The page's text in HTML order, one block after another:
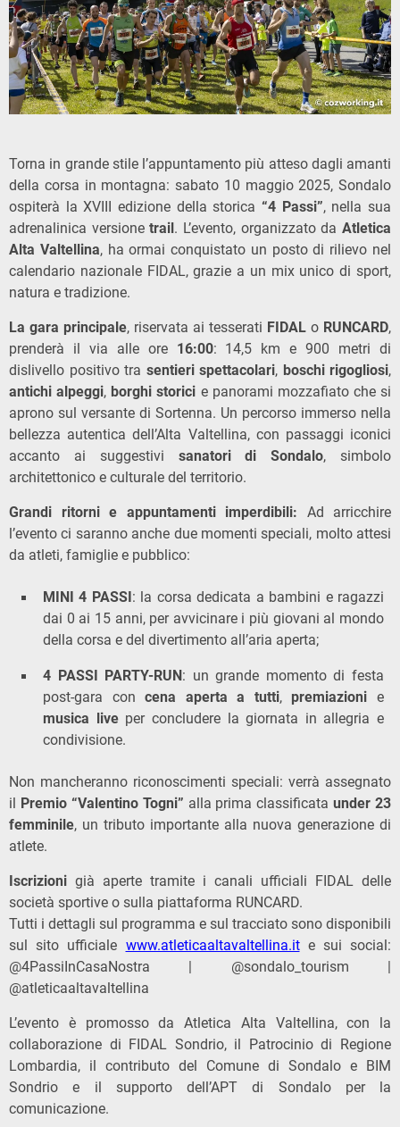
Torna in grande stile l’appuntamento più atteso dagli amanti
della corsa in montagna: sabato 10 maggio 2025, Sondalo
ospiterà la XVIII edizione della storica “4 Passi”, nella sua
adrenalinica versionetrail. L’evento, organizzato daAtletica
Alta Valtellina, ha ormai conquistato un posto di rilievo nel
calendario nazionale FIDAL, grazie a un mix unico di sport,
natura e tradizione.
La gara principale, riservata ai tesserati FIDAL o RUNCARD,
prenderà il via alle ore 16:00: 14,5 km e 900 metri di
dislivello positivo tra sentieri spettacolari, boschi rigogliosi,
antichi alpeggi, borghi storici e panorami mozzafiato che si
aprono sul versante di Sortenna. Un percorso immerso nella
bellezza autentica dell’Alta Valtellina, con passaggi iconici
accanto ai suggestivi sanatori di Sondalo, simbolo
architettonico e culturale del territorio.
Grandi ritorni e appuntamenti imperdibili: Ad arricchire
l’evento ci saranno anche due momenti speciali, molto attesi
da atleti, famiglie e pubblico:
MINI 4 PASSI: la corsa dedicata a bambini e ragazzi
dai 0 ai 15 anni, per avvicinare i più giovani al mondo
della corsa e del divertimento all’aria aperta;
4 PASSI PARTY-RUN: un grande momento di festa
post-gara concena aperta a tutti, premiazioni e
musica liveper concludere la giornata in allegria e
condivisione.
Non mancheranno riconoscimenti speciali: verrà assegnato
il Premio “Valentino Togni” alla prima classificataunder 23
femminile, un tributo importante alla nuova generazione di
atlete.
Iscrizioni già aperte tramite i canali ufficiali FIDAL delle
società sportive o sulla piattaforma RUNCARD.
Tutti i dettagli sul programma e sul tracciato sono disponibili
sul sito ufficiale www.atleticaaltavaltellina.ite sui social:
@4PassiInCasaNostra | @sondalo_tourism |
@atleticaaltavaltellina
L’evento è promosso da Atletica Alta Valtellina, con la
collaborazione di FIDAL Sondrio, il Patrocinio di Regione
Lombardia, il contributo del Comune di Sondalo e BIM
Sondrio e il supporto dell’APT di Sondaloper la
comunicazione.